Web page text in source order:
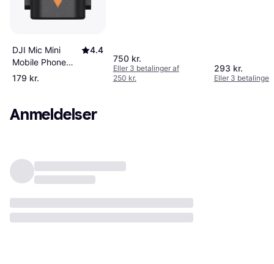
DJI Mic Mini
Mobile Phone
Adapter
4.4
179 kr.
750 kr.
Eller 3 betalinger af
250 kr.
293 kr.
Eller 3 betalinger
Anmeldelser